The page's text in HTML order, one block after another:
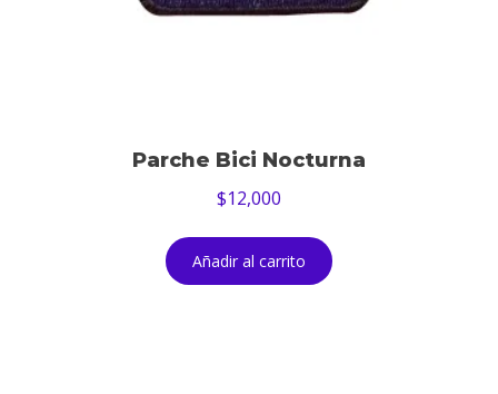
Parche Bici Nocturna
$12,000
Añadir al carrito